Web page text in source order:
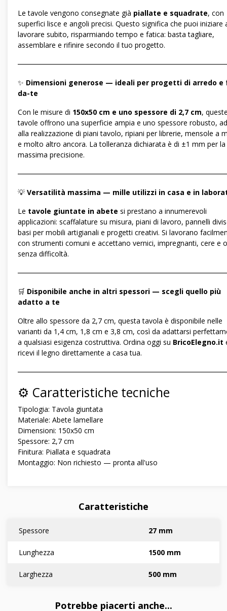
Le tavole vengono consegnate già piallate e squadrate, con
superfici lisce e angoli precisi. Questo significa che puoi iniziare
lavorare subito, risparmiando tempo e fatica: basta tagliare,
assemblare e rifinire secondo il tuo progetto.
✨ Dimensioni generose — ideali per progetti di arredo e
da-te
Con le misure di 150x50 cm e uno spessore di 2,7 cm,
tavole offrono una superficie ampia e uno spessore robusto,
alla realizzazione di piani tavolo, ripiani per librerie, mensole a
e molto altro ancora. La tolleranza dichiarata è di ±1 mm per la
massima precisione.
💡 Versatilità massima — mille utilizzi in casa e in
Le tavole giuntate in abete si prestano a innumerevoli
applicazioni: scaffalature su misura, piani di lavoro, pannelli
basi per mobili artigianali e progetti creativi. Si lavorano
con strumenti comuni e accettano vernici, impregnanti, cere e
senza difficoltà.
🛒 Disponibile anche in altri spessori — scegli quello più
adatto a te
Oltre allo spessore da 2,7 cm, questa tavola è disponibile nelle
varianti da 1,4 cm, 1,8 cm e 3,8 cm, così da adattarsi
a qualsiasi esigenza costruttiva. Ordina oggi su BricoElegno.it
ricevi il legno direttamente a casa tua.
⚙️ Caratteristiche tecniche
Tipologia: Tavola giuntata
Materiale: Abete lamellare
Dimensioni: 150x50 cm
Spessore: 2,7 cm
Finitura: Piallata e squadrata
Montaggio: Non richiesto — pronta all'uso
Caratteristiche
Spessore 27 mm
Lunghezza 1500 mm
Larghezza 500 mm
Potrebbe piacerti anche...